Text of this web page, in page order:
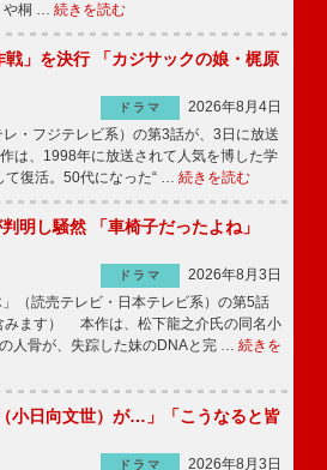
や桐 … 続きを読む
戦」を決行 「カジサックの娘・梶原
ドラマ
2026年8月4日
・フジテレビ系）の第3話が、3日に放送
は、1998年に放送されて人気を博した学
て復活。50代になった“ … 続きを読む
明し騒然 「車椅子だったよね」
ドラマ
2026年8月3日
（読売テレビ・日本テレビ系）の第5話
みます） 本作は、松下龍之介氏の同名小
人骨が、失踪した妹のDNAと完 … 続きを
小日向文世）が…」「こうなると皆
ドラマ 2026年8月3日